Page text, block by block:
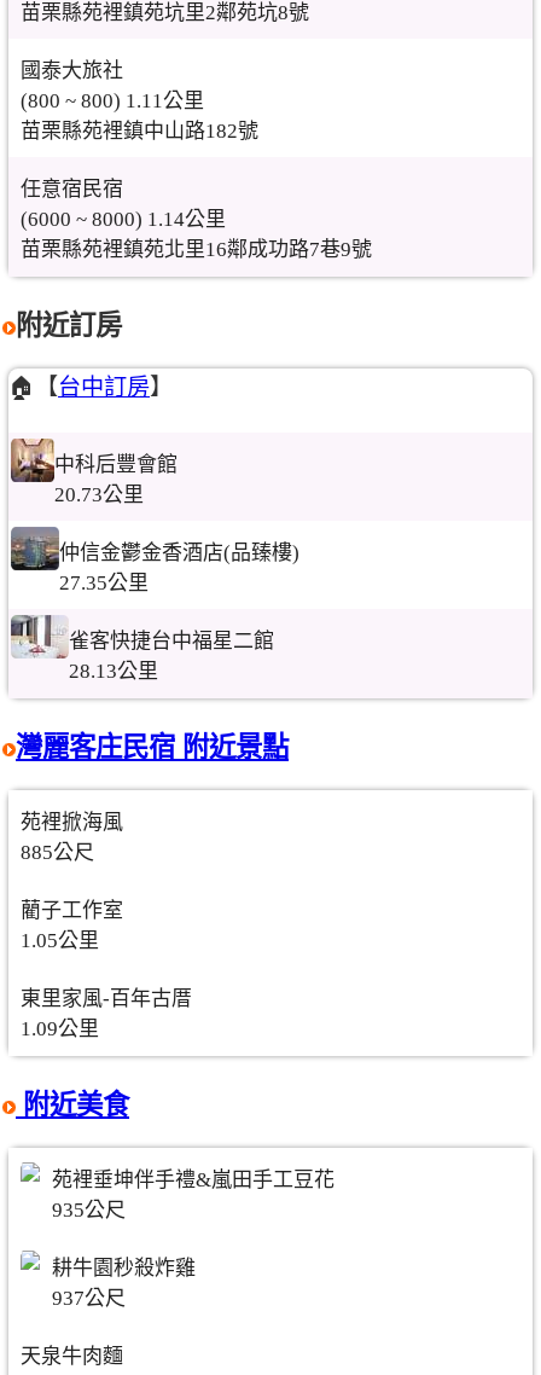
苗栗縣苑裡鎮苑坑里2鄰苑坑8號
國泰大旅社
(800 ~ 800) 1.11公里
苗栗縣苑裡鎮中山路182號
任意宿民宿
(6000 ~ 8000) 1.14公里
苗栗縣苑裡鎮苑北里16鄰成功路7巷9號
附近訂房
🏠【台中訂房】
中科后豐會館
20.73公里
仲信金鬱金香酒店(品臻樓)
27.35公里
雀客快捷台中福星二館
28.13公里
灣麗客庄民宿 附近景點
苑裡掀海風
885公尺
藺子工作室
1.05公里
東里家風-百年古厝
1.09公里
附近美食
苑裡垂坤伴手禮&嵐田手工豆花
935公尺
耕牛園秒殺炸雞
937公尺
天泉牛肉麵